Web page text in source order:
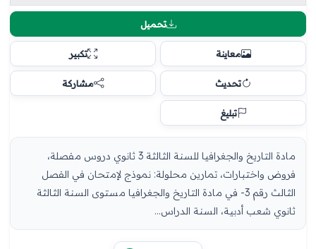
تحميل
معاينة تكبير
تحديث مشاركة
تبليغ
مادة التاريخ والجغرافيا للسنة الثالثة 3 ثانوي دروس مفصلة،
فروض واختبارات، تمارين محلولة: نموذج لإمتحان في الفصل
الثالث رقم 3- في مادة التاريخ والجغرافيا مستوى السنة الثالثة
ثانوي شعب أدبية، السنة الدراس...